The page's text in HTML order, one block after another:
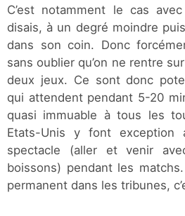
C’est notamment le cas
disais, à un degré moindre
dans son coin. Donc
sans oublier qu’on ne rentre
deux jeux. Ce sont donc
qui attendent pendant 5-20
quasi immuable à tous les
Etats-Unis y font exception
spectacle (aller et venir
boissons) pendant les
permanent dans les tribunes,